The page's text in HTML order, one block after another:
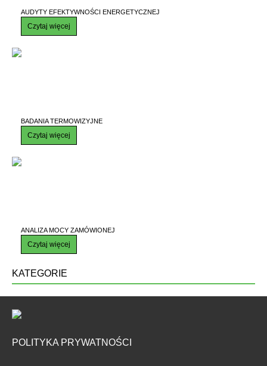
AUDYTY EFEKTYWNOŚCI ENERGETYCZNEJ
Czytaj więcej
BADANIA TERMOWIZYJNE
Czytaj więcej
ANALIZA MOCY ZAMÓWIONEJ
Czytaj więcej
KATEGORIE
POLITYKA PRYWATNOŚCI